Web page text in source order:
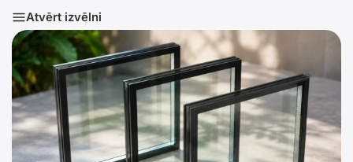
Atvērt izvēlni